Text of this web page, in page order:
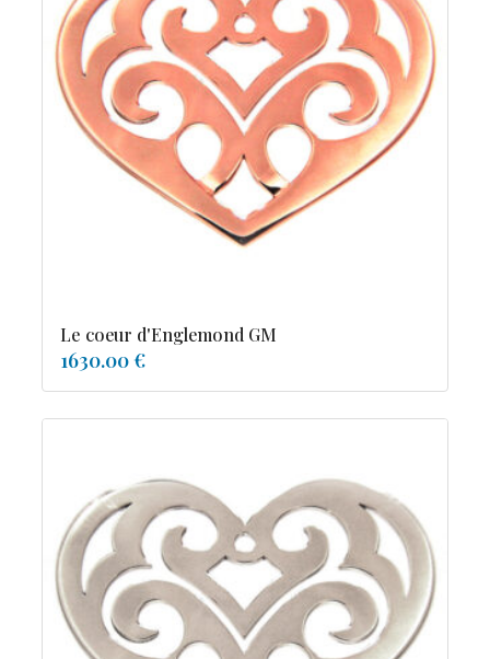
rubis
saphir de couleur
tanzanite
tourmaline
Le coeur d'Englemond GM
1630.00 €